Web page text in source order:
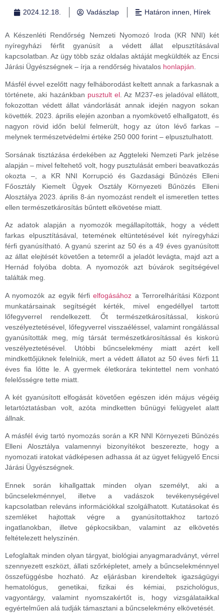
2024.12.18. Vadászlap Határon innen Hírek
A Készenléti Rendőrség Nemzeti Nyomozó Iroda (KR NNI) két
nyíregyházi férfit gyanúsít a védett állat elpusztításával
kapcsolatban. Az ügy több száz oldalas aktáját megküldték az Encsi
Járási Ügyészségnek – írja a rendőrség hivatalos honlapján
Másfél évvel ezelőtt nagy felháborodást keltett annak a farkasnak a
története, aki hazánkban pusztult el. Az M237-es jeladóval ellátott,
fokozottan védett állat vándorlását annak idején nagyon sokan
követték. 2023. április elején azonban a nyomkövető elhallgatott, és
nagyon rövid időn belül felmerült, hogy az úton lévő farkas –
melynek természetvédelmi értéke 250 000 forint – elpusztulhatott.
Sorsának tisztázása érdekében az Aggteleki Nemzeti Park jelzése
alapján – mivel feltehető volt, hogy pusztulását emberi beavatkozás
okozta –, a KR NNI Korrupció és Gazdasági Bűnözés Elleni
Főosztály Kiemelt Ügyek Osztály Környezeti Bűnözés Elleni
Alosztálya 2023. április 8-án nyomozást rendelt el ismeretlen tettes
ellen természetkárosítás bűntett elkövetése miatt.
Az adatok alapján a nyomozók megállapították, hogy a védett
farkas elpusztításával, tetemének eltüntetésével két nyíregyházi
férfi gyanúsítható. A gyanú szerint az 50 és a 49 éves gyanúsított
az állat elejtését követően a tetemről a jeladót levágta, majd azt a
Hernád folyóba dobta. A nyomozók azt búvárok segítségével
találták meg.
A nyomozók az egyik férfielfogásához a Terrorelhárítási Központ
munkatársainak segítségét kérték, mivel engedéllyel tartott
lőfegyverrel rendelkezett. Őt természetkárosítással, kiskorú
veszélyeztetésével, lőfegyverrel visszaéléssel, valamint rongálással
gyanúsították meg, míg társát természetkárosítással és kiskorú
veszélyeztetésével. Utóbbi bűncselekmény miatt azért kell
mindkettőjüknek felelniük, mert a védett állatot az 50 éves férfi 11
éves fia lőtte le. A gyermek életkorára tekintettel nem vonható
felelősségre tette miatt.
A két gyanúsított elfogását követően egészen idén május végéig
letartóztatásban volt, azóta mindketten bűnügyi felügyelet alatt
állnak.
A másfél évig tartó nyomozás során a KR NNI Környezeti Bűnözés
Elleni Alosztálya valamennyi bizonyítékot beszerezte, hogy a
nyomozati iratokat vádképesen adhassa át az ügyet felügyelő Encsi
Járási Ügyészségnek.
Ennek során kihallgattak minden olyan személyt, aki a
bűncselekménnyel, illetve a vadászok tevékenységével
kapcsolatban releváns információkkal szolgálhatott. Kutatásokat és
szemléket hajtottak végre a gyanúsítottakhoz tartozó
ingatlanokban, illetve gépkocsikban, valamint az elkövetés
feltételezett helyszínén.
Lefoglaltak minden olyan tárgyat, biológiai anyagmaradványt, vérrel
szennyezett eszközt, állati szőrképletet, amely a bűncselekménnyel
összefüggésbe hozható. Az eljárásban kirendeltek igazságügyi
hematológus, genetikai, fizikai és kémiai, pszichológus,
vagyontárgy, valamint nyomszakértőt is, hogy vizsgálataikkal
egyértelműen alá tudják támasztani a bűncselekmény elkövetését.